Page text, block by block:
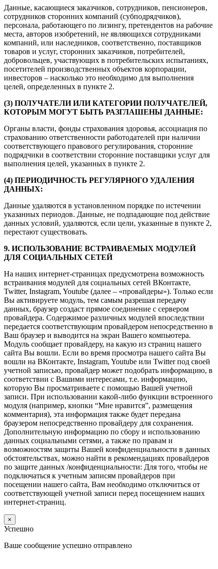
Данные, касающиеся заказчиков, сотрудников, пенсионеров,
сотрудников сторонних компаний (субподрядчиков),
персонала, работающего по лизингу, претендентов на рабочие
места, авторов изобретений, не являющихся сотрудниками
компаний, или наследников, соответственно, поставщиков
товаров и услуг, сторонних заказчиков, потребителей,
добровольцев, участвующих в потребительских испытаниях,
посетителей производственных объектов корпорации,
инвесторов – насколько это необходимо для выполнения
целей, определенных в пункте 2.
(3) ПОЛУЧАТЕЛИ ИЛИ КАТЕГОРИИ ПОЛУЧАТЕЛЕЙ,
КОТОРЫМ МОГУТ БЫТЬ РАЗГЛАШЕНЫ ДАННЫЕ:
Органы власти, фонды страхования здоровья, ассоциация по
страхованию ответственности работодателей при наличии
соответствующего правового регулирования, сторонние
подрядчики в соответствии сторонние поставщики услуг для
выполнения целей, указанных в пункте 2.
(4) ПЕРИОДИЧНОСТЬ РЕГУЛЯРНОГО УДАЛЕНИЯ
ДАННЫХ:
Данные удаляются в установленном порядке по истечении
указанных периодов. Данные, не подпадающие под действие
данных условий, удаляются, если цели, указанные в пункте 2,
перестают существовать.
9. ИСПОЛЬЗОВАНИЕ ВСТРАИВАЕМЫХ МОДУЛЕЙ
ДЛЯ СОЦИАЛЬНЫХ СЕТЕЙ
На наших интернет-страницах предусмотрена возможность
встраивания модулей для социальных сетей ВКонтакте,
Twitter, Instagram, Youtube (далее – «провайдеры»). Только если
Вы активируете модуль, тем самым разрешая передачу
данных, браузер создаст прямое соединение с сервером
провайдера. Содержимое различных модулей впоследствии
передается соответствующим провайдером непосредственно в
Ваш браузер и выводится на экран Вашего компьютера.
Модуль сообщает провайдеру, на какую из страниц нашего
сайта Вы вошли. Если во время просмотра нашего сайта Вы
вошли на ВКонтакте, Instagram, Youtube или Twitter под своей
учетной записью, провайдер может подобрать информацию, в
соответствии с Вашими интересами, т.е. информацию,
которую Вы просматриваете с помощью Вашей учетной
записи. При использовании какой-либо функции встроенного
модуля (например, кнопки “Мне нравится”, размещения
комментария), эта информация также будет передана
браузером непосредственно провайдеру для сохранения.
Дополнительную информацию по сбору и использованию
данных социальными сетями, а также по правам и
возможностям защиты Вашей конфиденциальности в данных
обстоятельствах, можно найти в рекомендациях провайдеров
по защите данных /конфиденциальности: Для того, чтобы не
подключаться к учетным записям провайдеров при
посещении нашего сайта, Вам необходимо отключиться от
соответствующей учетной записи перед посещением наших
интернет-страниц.
×
Успешно
Ваше сообщение успешно отправлено